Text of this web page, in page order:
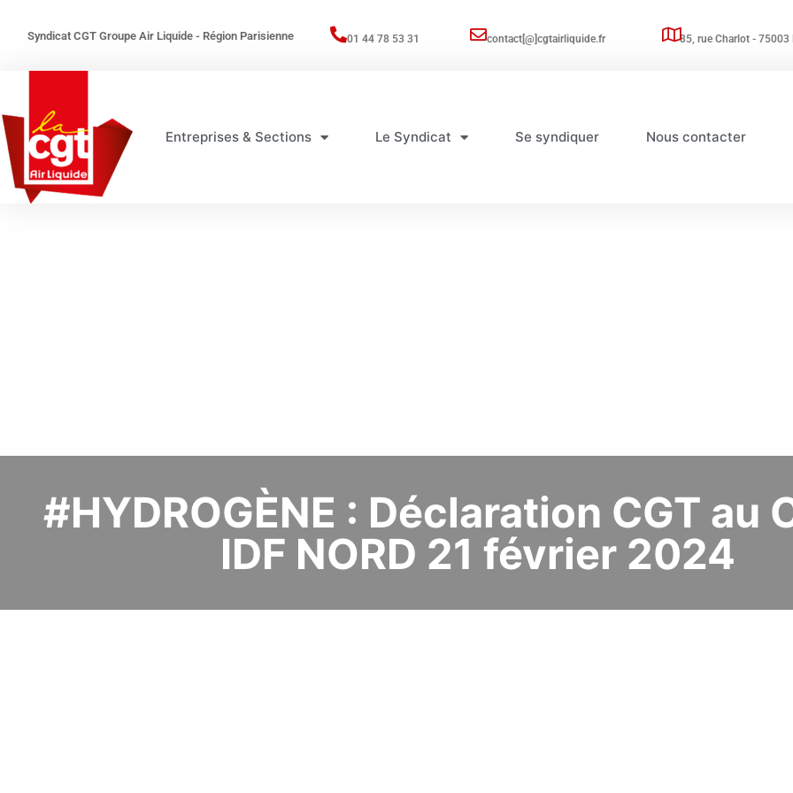
Syndicat CGT Groupe Air Liquide - Région Parisienne 01 44 78 53 31 contact[@]cgtairliquide.fr 85, rue Charlot - 75003
Entreprises & Sections Le Syndicat Se syndiquer Nous contacter
#HYDROGÈNE : Déclaration CGT au
IDF NORD 21 février 2024